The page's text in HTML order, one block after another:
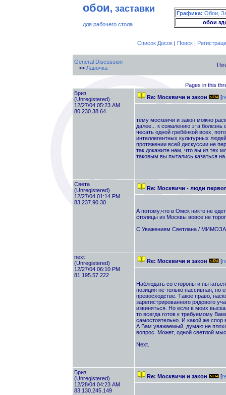
обои, заставки
для рабочего стола
Графика: Обои,
обои
Список Досок| Поиск|
General Discussion
>> Лавочка
Pages in this
Бриз
(Unregistered)
12/27/04 05:23 AM
80.230.38.64
Re: Москвичи и закон [
тему москвичи и закон можно
далее... к сожалению эта болезнь
чесать одной гребёнкой всех,
интеллегентных культурных
протяжении всей дискуссии не
так докажите нам, что вы из тех
таковым вы пытались казаться
Света
(Unregistered)
12/27/04 01:14 PM
83.237.90.30
Re: Москвичи - люди
А потому,что в Омск никто не
столицы из Москвы вовсе не
С Уважением Светлана / МИМОЗА
next
(Unregistered)
12/27/04 06:10 PM
81.195.57.222
Re: Москвичи и закон [
Наблюдать со стороны и
позиция не только пассивная,
превосходстве. Такое право,
зарегистрированного рядового
извиняться. Но если в моих
то всегда готов к требуемому
самостоятельно. И какой же спор
А Вам уважаемый, думаю не
вопрос. Может, одной светлой
Next.
Бриз
(Unregistered)
12/28/04 04:23 AM
83.130.245.149
Re: Москвичи и закон [